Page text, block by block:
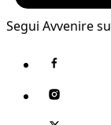
Segui Avvenire su